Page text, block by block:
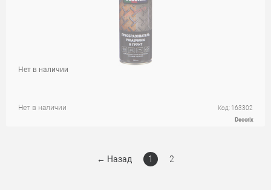
Нет в наличии Код: 163302
Decorix
Нет в наличии
← Назад 1 2